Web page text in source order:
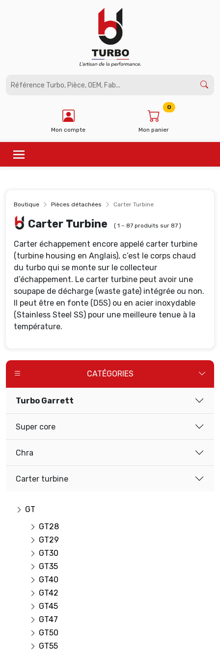
Mon compte Mon panier
0
Boutique Pièces détachées Carter Turbine
Carter Turbine ( 1 – 87 produits sur 87 )
Carter échappement encore appelé carter turbine
(turbine housing en Anglais), c’est le corps chaud
du turbo qui se monte sur le collecteur
d’échappement. Le carter turbine peut avoir une
soupape de décharge (waste gate) intégrée ou non.
Il peut être en fonte (D5S) ou en acier inoxydable
(Stainless Steel SS) pour une meilleure tenue à la
température.
CATÉGORIES
Turbo Garrett
Super core
Chra
Carter turbine
GT
GT28
GT29
GT30
GT35
GT40
GT42
GT45
GT47
GT50
GT55
Panneau de gestion des cookies